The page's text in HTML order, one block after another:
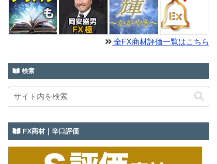
全FX商材評価一覧はこちら
検索
FX商材｜辛口評価